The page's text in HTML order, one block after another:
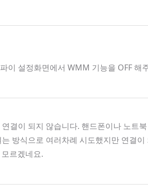
이 설정화면에서 WMM 기능을 OFF 해
결이 되지 않습니다. 핸드폰이나 노트
방식으로 여러차례 시도했지만 연결
르겠네요.